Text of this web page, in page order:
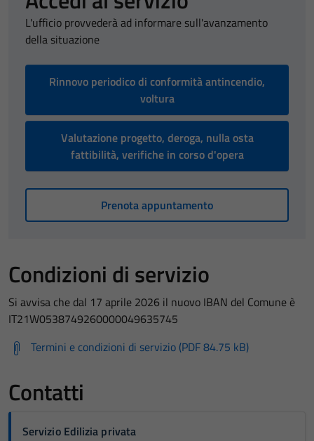
L'ufficio provvederà ad informare sull'avanzamento
della situazione
Rinnovo periodico di conformità antincendio,
voltura
Valutazione progetto, deroga, nulla osta
fattibilità, verifiche in corso d'opera
Prenota appuntamento
Condizioni di servizio
Si avvisa che dal 17 aprile 2026 il nuovo IBAN del Comune è
IT21W0538749260000049635745
Termini e condizioni di servizio (PDF 84.75 kB)
Contatti
Servizio Edilizia privata